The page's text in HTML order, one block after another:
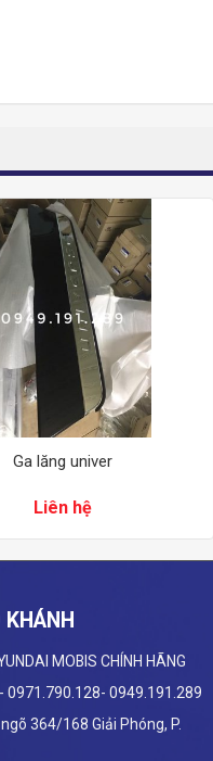
Ga lăng univer
Liên hệ
MOBIS CHÍNH HÃNG
0971.790.128- 0949.191.289
364/168 Giải Phóng, P.